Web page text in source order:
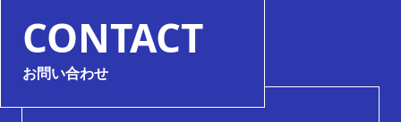
CONTACT
お問い合わせ